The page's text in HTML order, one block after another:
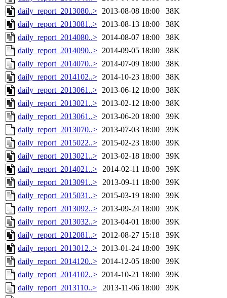
daily_report_2013080..> 2013-08-08 18:00
38K
daily_report_2013081..> 2013-08-13 18:00
38K
daily_report_2014080..> 2014-08-07 18:00
38K
daily_report_2014090..> 2014-09-05 18:00
38K
daily_report_2014070..> 2014-07-09 18:00
38K
daily_report_2014102..> 2014-10-23 18:00
38K
daily_report_2013061..> 2013-06-12 18:00
38K
daily_report_2013021..> 2013-02-12 18:00
38K
daily_report_2013061..> 2013-06-20 18:00
39K
daily_report_2013070..> 2013-07-03 18:00
39K
daily_report_2015022..> 2015-02-23 18:00
39K
daily_report_2013021..> 2013-02-18 18:00
39K
daily_report_2014021..> 2014-02-11 18:00
39K
daily_report_2013091..> 2013-09-11 18:00
39K
daily_report_2015031..> 2015-03-19 18:00
39K
daily_report_2013092..> 2013-09-24 18:00
39K
daily_report_2013032..> 2013-04-01 18:00
39K
daily_report_2012081..> 2012-08-27 15:18
39K
daily_report_2013012..> 2013-01-24 18:00
39K
daily_report_2014120..> 2014-12-05 18:00
39K
daily_report_2014102..> 2014-10-21 18:00
39K
daily_report_2013110..>
2013-11-06 18:00
39K